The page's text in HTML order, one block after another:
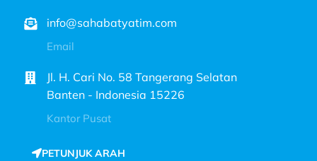
info@sahabatyatim.com
Email
Jl. H. Cari No. 58 Tangerang Selatan
Banten - Indonesia 15226
Kantor Pusat
PETUNJUK ARAH